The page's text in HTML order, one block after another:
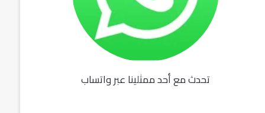
تحدث مع أحد ممثلينا عبر واتساب